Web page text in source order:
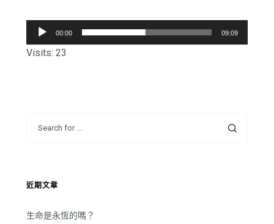
訊
00:00 09:09
Visits: 23
近期文章
生命是永恆的嗎？